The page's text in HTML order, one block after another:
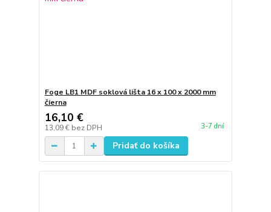
Foge LB1 MDF soklová lišta 16 x 100 x 2000 mm
čierna
16,10 €
13,09 € bez DPH 3-7 dní
Pridať do košíka